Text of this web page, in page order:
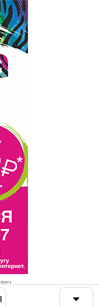
Страхование
организации